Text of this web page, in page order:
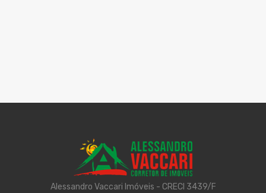
Alessandro Vaccari Imóveis - CRECI 3439/F